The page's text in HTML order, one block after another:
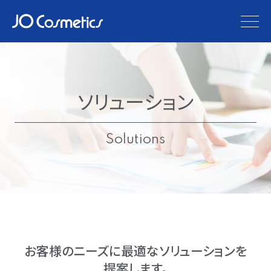
ソリューション
Solutions
お客様のニーズに最適なソリューションを